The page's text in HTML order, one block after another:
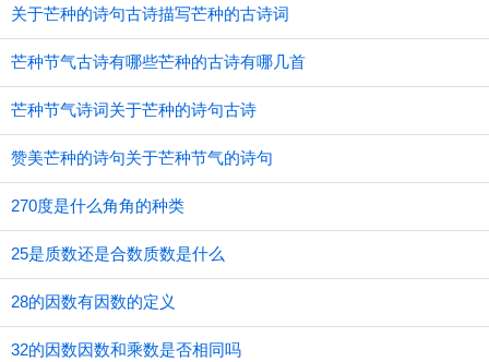
关于芒种的诗句古诗描写芒种的古诗词
芒种节气古诗有哪些芒种的古诗有哪几首
芒种节气诗词关于芒种的诗句古诗
赞美芒种的诗句关于芒种节气的诗句
270度是什么角角的种类
25是质数还是合数质数是什么
28的因数有因数的定义
32的因数因数和乘数是否相同吗